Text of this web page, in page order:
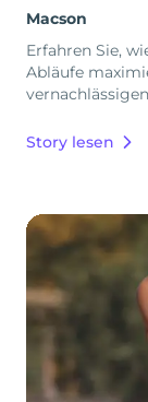
Macson
Erfahren Sie,
Abläufe
Story lesen